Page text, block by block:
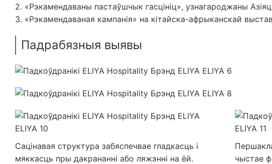
2. «Рэкамендаваны пастаўшчык гасцініц», узнагароджаны
3. «Рэкамендаваная кампанія» на кітайска-афрыканскай
Падрабязныя выявы
Сацінавая структура забяспечвае гладкасць і
мяккасць пры дакрананні або ляжэнні на ёй.
чыстае